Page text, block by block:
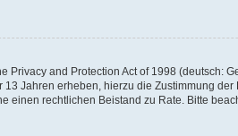
Privacy and Protection Act of 1998 (deutsch:
Jahren erheben, hierzu die Zustimmung
einen rechtlichen Beistand zu Rate. Bitte